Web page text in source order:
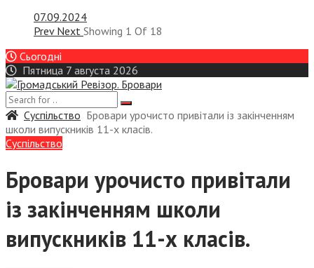
07.09.2024
Prev Next Showing 1 Of 18
Сьогодні
Пятница 7 августа 2026
Суспiльство Бровари урочисто привітали із закінченням
школи випускників 11-х класів.
Суспiльство
Бровари урочисто привітали
із закінченням школи
випускників 11-х класів.